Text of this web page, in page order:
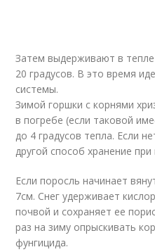
Затем выдерживают в
20 градусов. В это время
системы.
Зимой горшки с корнями
в погребе (если таковой
до 4 градусов тепла. Если
другой способ хранение
Если поросль начинает
7см. Снег удерживает
почвой и сохраняет ее
раз на зиму опрыскивать
фунгицида.